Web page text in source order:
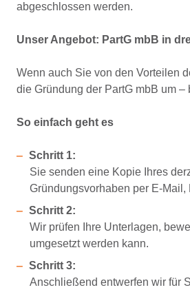
abgeschlossen werden.
Unser Angebot: PartG mbB in
Wenn auch Sie von den Vorteilen
die Gründung der PartG mbB um –
So einfach geht es
Schritt 1:
Sie senden eine Kopie Ihres
Gründungsvorhaben per E-
Schritt 2:
Wir prüfen Ihre Unterlagen,
umgesetzt werden kann.
Schritt 3:
Anschließend entwerfen wir für